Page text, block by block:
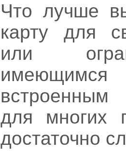
Что лучше
карту для
или
для многих
достаточно